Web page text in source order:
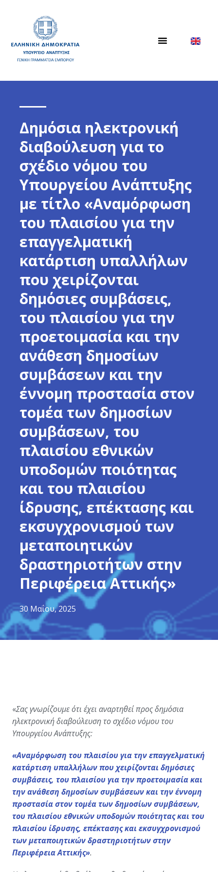
Δημόσια ηλεκτρονική
διαβούλευση για το
σχέδιο νόμου του
Υπουργείου Ανάπτυξης
με τίτλο «Αναμόρφωση
του πλαισίου για την
επαγγελματική
κατάρτιση υπαλλήλων
που χειρίζονται
δημόσιες συμβάσεις,
του πλαισίου για την
προετοιμασία και την
ανάθεση δημοσίων
συμβάσεων και την
έννομη προστασία στον
τομέα των δημοσίων
συμβάσεων, του
πλαισίου εθνικών
υποδομών ποιότητας
και του πλαισίου
ίδρυσης, επέκτασης και
εκσυγχρονισμού των
μεταποιητικών
δραστηριοτήτων στην
Περιφέρεια Αττικής»
30 Μαΐου, 2025
«Σας γνωρίζουμε ότι έχει αναρτηθεί προςδημόσια
ηλεκτρονική διαβούλευση το σχέδιο νόμου του
Υπουργείου Ανάπτυξης:
«Αναμόρφωση του πλαισίου για την επαγγελματική
κατάρτιση υπαλλήλων που χειρίζονται δημόσιες
συμβάσεις, του πλαισίου για την προετοιμασία και
την ανάθεση δημοσίων συμβάσεων και την έννομη
προστασία στον τομέα των δημοσίων συμβάσεων,
του πλαισίου εθνικών υποδομών ποιότητας και του
πλαισίου ίδρυσης, επέκτασης και εκσυγχρονισμού
των μεταποιητικών δραστηριοτήτων στην
Περιφέρεια Αττικής».